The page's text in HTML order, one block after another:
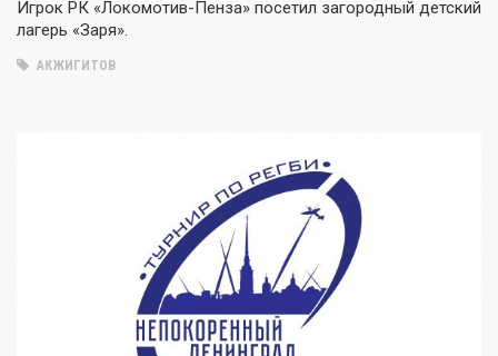
Игрок РК «Локомотив-Пенза» посетил загородный детский
лагерь «Заря».
АКЖИГИТОВ